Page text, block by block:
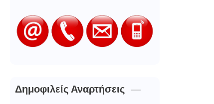
Δημοφιλείς Αναρτήσεις